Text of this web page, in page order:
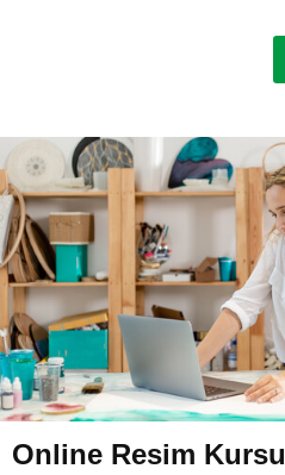
Online Resim Kursu